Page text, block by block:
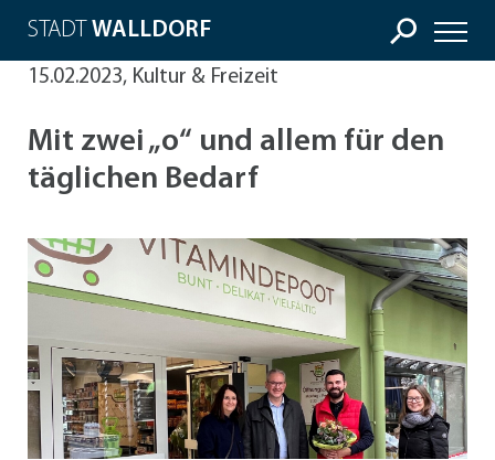
STADT WALLDORF
15.02.2023, Kultur & Freizeit
Mit zwei „o“ und allem für den
täglichen Bedarf